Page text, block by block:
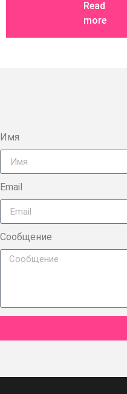
Read
more
Имя
Email
Сообщение